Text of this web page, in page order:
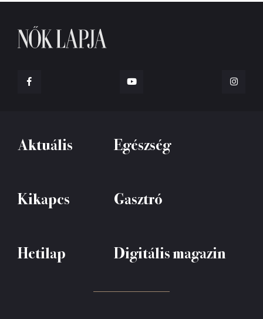
Aktuális Egészség
Kikapcs Gasztró
Hetilap Digitális magazin